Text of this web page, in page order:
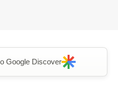
Google Discover